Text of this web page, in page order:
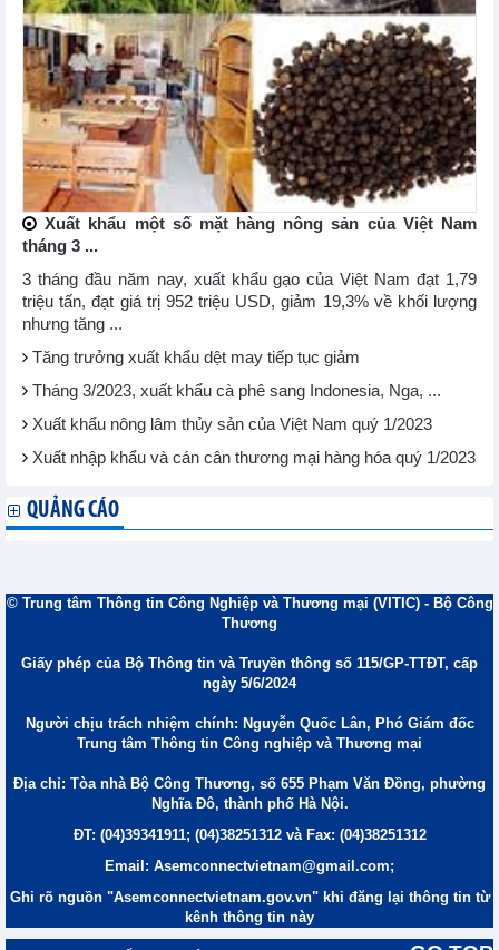
Xuất khẩu một số mặt hàng nông sản của Việt Nam
tháng 3 ...
3 tháng đầu năm nay, xuất khẩu gạo của Việt Nam đạt 1,79
triệu tấn, đạt giá trị 952 triệu USD, giảm 19,3% về khối lượng
nhưng tăng ...
Tăng trưởng xuất khẩu dệt may tiếp tục giảm
Tháng 3/2023, xuất khẩu cà phê sang Indonesia, Nga, ...
Xuất khẩu nông lâm thủy sản của Việt Nam quý 1/2023
Xuất nhập khẩu và cán cân thương mại hàng hóa quý 1/2023
QUẢNG CÁO
© Trung tâm Thông tin Công Nghiệp và Thương mại (VITIC) - Bộ Công
Thương
Giấy phép của Bộ Thông tin và Truyền thông số 115/GP-TTĐT, cấp
ngày 5/6/2024
Người chịu trách nhiệm chính: Nguyễn Quốc Lân, Phó Giám đốc
Trung tâm Thông tin Công nghiệp và Thương mại
Địa chỉ: Tòa nhà Bộ Công Thương, số 655 Phạm Văn Đồng, phường
Nghĩa Đô, thành phố Hà Nội.
ĐT: (04)39341911; (04)38251312 và Fax: (04)38251312
Email: Asemconnectvietnam@gmail.com;
Ghi rõ nguồn "Asemconnectvietnam.gov.vn" khi đăng lại thông tin từ
kênh thông tin này